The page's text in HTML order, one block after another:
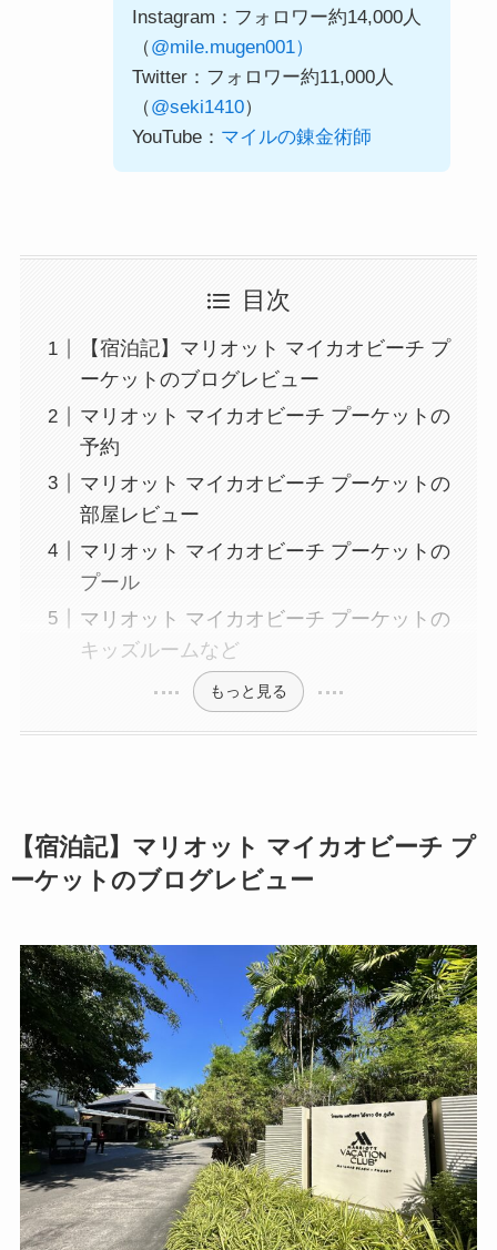
Instagram：フォロワー約14,000人
（@mile.mugen001）
Twitter：フォロワー約11,000人
（@seki1410）
YouTube： マイルの錬金術師
目次
【宿泊記】マリオット マイカオビーチ プ
ーケットのブログレビュー
マリオット マイカオビーチ プーケットの
予約
マリオット マイカオビーチ プーケットの
部屋レビュー
マリオット マイカオビーチ プーケットの
プール
マリオット マイカオビーチ プーケットの
キッズルームなど
もっと見る
【宿泊記】マリオット マイカオビーチ プ
ーケットのブログレビュー